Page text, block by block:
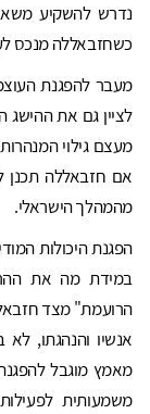
נדרש להשקיע
כשחזבאללה מנכס
מעבר להפגנת
לציין גם את ההישג
מעצם גילוי
אם חזבאללה תכנן
מהמהלך הישראלי.
הפגנת היכולות
במידת מה את
הרועמת" מצד
אנשיו והנהגתו,
מאמץ מוגבל
משמעותית